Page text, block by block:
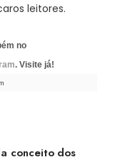
leitores.
no
. Visite já!
conceito dos